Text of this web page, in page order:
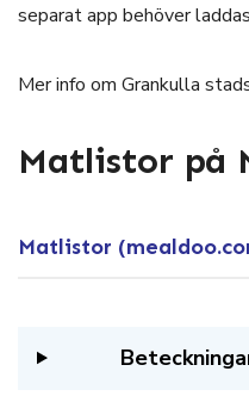
separat app behöver
Mer info om Grankulla
Matlistor på
Matlistor